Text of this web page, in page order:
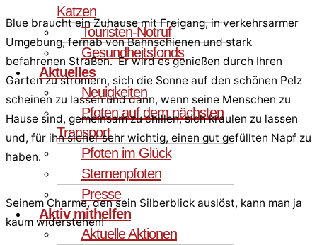
Katzen
Touristen-Notruf
Gesundheitsfonds
Aktuelles
Neuigkeiten
Pfoten auf dem nächsten
Transport
Pfoten im Glück
Sternenpfoten
Presse
Aktiv mithelfen
Aktuelle Aktionen
Blue braucht ein Zuhause mit Freigang, in verkehrsarmer
Umgebung, fernab von Bahnschienen und stark
befahrenen Straßen. Er wird es genießen durch Ihren
Garten zu stromern, sich die Sonne auf den schönen Pelz
scheinen zu lassen und dann, wenn seine Menschen zu
Hause sind, gemeinsam zu chillen, sich kraulen zu lassen
und, für ihn sicher sehr wichtig, einen gut gefüllten Napf zu
haben.
Seinem Charme, den sein Silberblick auslöst, kann man ja
kaum widerstehen!